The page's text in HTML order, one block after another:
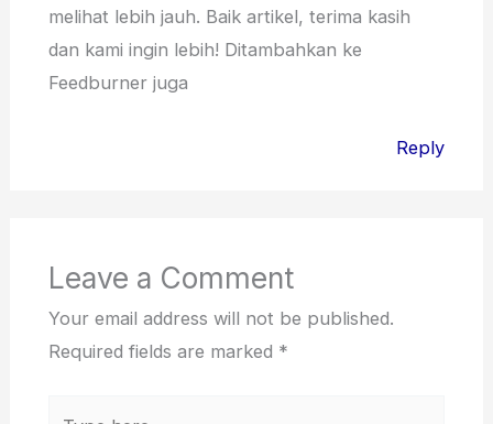
melihat lebih jauh. Baik artikel, terima kasih
dan kami ingin lebih! Ditambahkan ke
Feedburner juga
Reply
Leave a Comment
Your email address will not be published.
Required fields are marked *